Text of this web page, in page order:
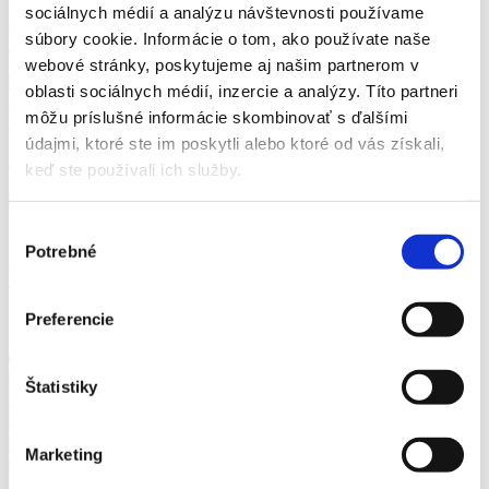
sociálnych médií a analýzu návštevnosti používame
súbory cookie. Informácie o tom, ako používate naše
webové stránky, poskytujeme aj našim partnerom v
oblasti sociálnych médií, inzercie a analýzy. Títo partneri
môžu príslušné informácie skombinovať s ďalšími
údajmi, ktoré ste im poskytli alebo ktoré od vás získali,
keď ste používali ich služby.
súhlasu
Potrebné
Preferencie
Štatistiky
Marketing
€
Bestseller
Kapitalizmus
zainteresovaných strán Klaus SCHWAB
Kapitalizmus zainteresovaných strán Klaus SCHWAB
19,99€
SLOBODNÁ TRŽNÁ EKONOMIKA JE KATASTROFA
SLOBODNÁ TRŽNÁ EKONOMIKA JE KATASTROFA
KYSUCKÝ Pavol Peter